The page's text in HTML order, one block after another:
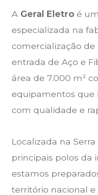
A Geral Eletro é
especializada na
comercialização
entrada de Aço e
área de 7.000 m²
equipamentos que
com qualidade e
Localizada na
principais polos da
estamos
território nacional